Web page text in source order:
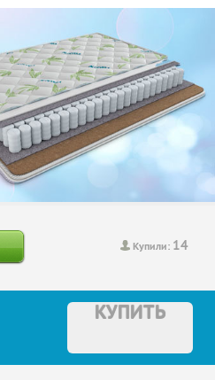
Купили: 14
КУПИТЬ